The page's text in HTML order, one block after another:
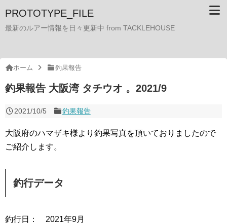
PROTOTYPE_FILE
最新のルアー情報を日々更新中 from TACKLEHOUSE
ホーム 釣果報告
釣果報告 大阪湾 タチウオ 。2021/9
2021/10/5 釣果報告
大阪府のハマザキ様より釣果写真を頂いておりましたので
ご紹介します。
釣行データ
釣行日： 2021年9月